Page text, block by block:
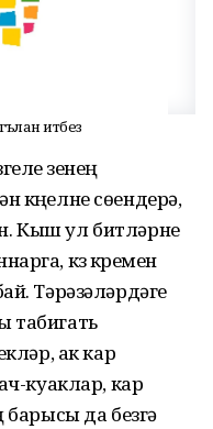
итәбез
үзенең
күңелне сөендерә,
Кыш ул битләрне
күз күремен
Тәрәзәләрдәге
табигать
ак кар
куаклар, кар
барысы да безгә